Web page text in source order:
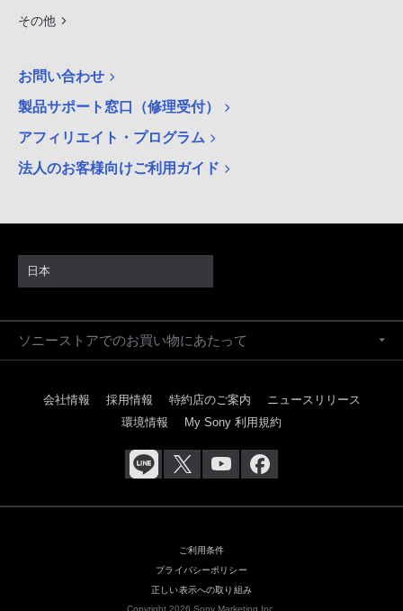
その他
お問い合わせ
製品サポート窓口（修理受付）
アフィリエイト・プログラム
法人のお客様向けご利用ガイド
日本
ソニーストアでのお買い物にあたって
会社情報 採用情報 特約店のご案内
ニュースリリース
環境情報
My Sony 利用規約
ご利用条件
プライバシーポリシー
正しい表示への取り組み
Copyright 2026 Sony Marketing Inc.